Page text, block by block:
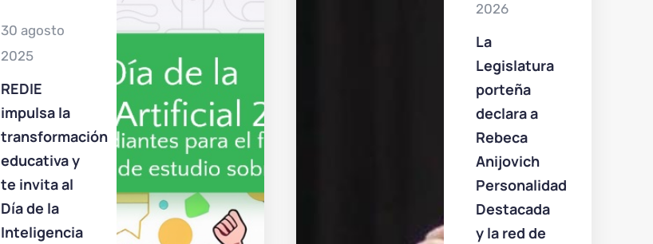
30 agosto
2025
REDIE
impulsa la
transformación
educativa y
te invita al
Día de la
Inteligencia
2026
La
Legislatura
porteña
declara a
Rebeca
Anijovich
Personalidad
Destacada
y la red de